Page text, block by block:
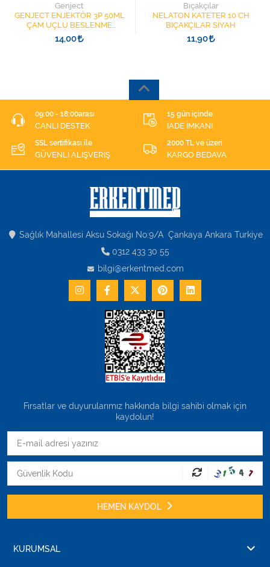
Genject
GENJECT ENJEKTÖR 3P 50ML
ÇAM UÇLU BESLENME
ŞIRINGASI 1852412 KATATER
UÇLU
14,00
Bıçakçılar
NELATON KATETER 10 CH
BIÇAKÇILAR SİYAH
11,90
09:00 - 18:00arası
CANLI DESTEK
15 gün içinde
İADE İMKANI
SSL sertifikası ile
GÜVENLİ ALIŞVERİŞ
2000 TL ve üzeri
KARGO BEDAVA
Sağlık Mahallesi Aksu Sokağı No:9/A Çankaya Ankara Turkiye
0312 433 30 55
bilgi@erkentmed.com
Fırsatlar ve duyurularımız hakkında bilgi sahibi olmak için
kaydolun!
HEMEN KAYDOL
KURUMSAL